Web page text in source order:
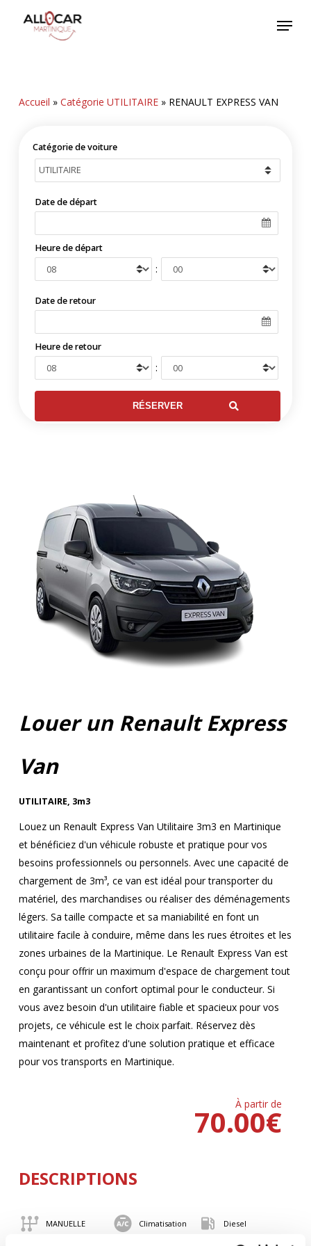
Menu
Accueil » Catégorie UTILITAIRE» RENAULT EXPRESS VAN
Catégorie de voiture
Date de départ
Heure de départ
:
Date de retour
Heure de retour
:
Louer un Renault Express
Van
UTILITAIRE, 3m3
Louez un Renault Express Van Utilitaire 3m3 en Martinique
et bénéficiez d'un véhicule robuste et pratique pour vos
besoins professionnels ou personnels. Avec une capacité de
chargement de 3m³, ce van est idéal pour transporter du
matériel, des marchandises ou réaliser des déménagements
légers. Sa taille compacte et sa maniabilité en font un
utilitaire facile à conduire, même dans les rues étroites et les
zones urbaines de la Martinique. Le Renault Express Van est
conçu pour offrir un maximum d'espace de chargement tout
en garantissant un confort optimal pour le conducteur. Si
vous avez besoin d'un utilitaire fiable et spacieux pour vos
projets, ce véhicule est le choix parfait. Réservez dès
maintenant et profitez d'une solution pratique et efficace
pour vos transports en Martinique.
À partir de
€
70.00
DESCRIPTIONS
MANUELLE Climatisation Diesel